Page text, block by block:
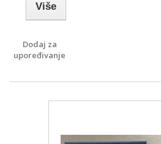
Više
Dodaj za
upoređivanje